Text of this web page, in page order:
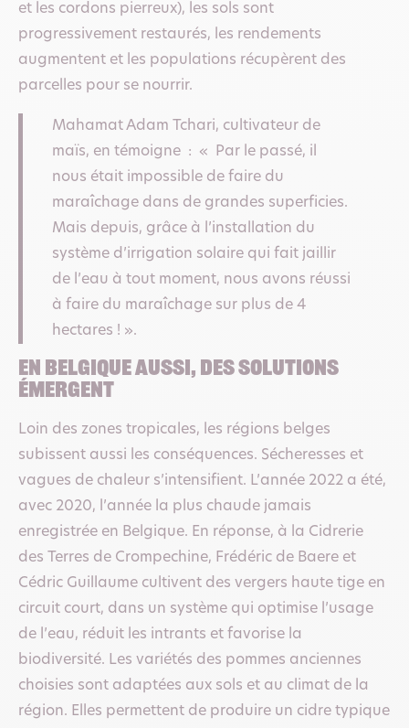
et les cordons pierreux), les sols sont
progressivement restaurés, les rendements
augmentent et les populations récupèrent des
parcelles pour se nourrir.
Mahamat Adam Tchari, cultivateur de
maïs, en témoigne : « Par le passé, il
nous était impossible de faire du
maraîchage dans de grandes superficies.
Mais depuis, grâce à l’installation du
système d’irrigation solaire qui fait jaillir
de l’eau à tout moment, nous avons réussi
à faire du maraîchage sur plus de 4
hectares ! ».
En bELGIQUE AUSSI, DES SOLUTIONS
éMERGENT
Loin des zones tropicales, les régions belges
subissent aussi les conséquences. Sécheresses et
vagues de chaleur s’intensifient. L’année 2022 a été,
avec 2020, l’année la plus chaude jamais
enregistrée en Belgique. En réponse, à la Cidrerie
des Terres de Crompechine, Frédéric de Baere et
Cédric Guillaume cultivent des vergers haute tige en
circuit court, dans un système qui optimise l’usage
de l’eau, réduit les intrants et favorise la
biodiversité. Les variétés des pommes anciennes
choisies sont adaptées aux sols et au climat de la
région. Elles permettent de produire un cidre typique